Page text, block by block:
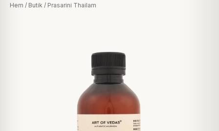
Hem / Butik / Prasarini Thailam